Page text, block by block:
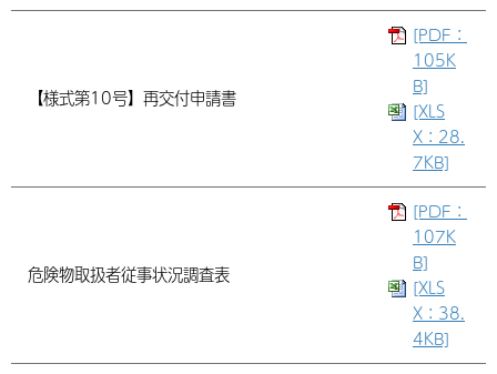
【様式第10号】再交付申請書
[PDF：
105K
B]
[XLS
X：28.
7KB]
危険物取扱者従事状況調査表
[PDF：
107K
B]
[XLS
X：38.
4KB]